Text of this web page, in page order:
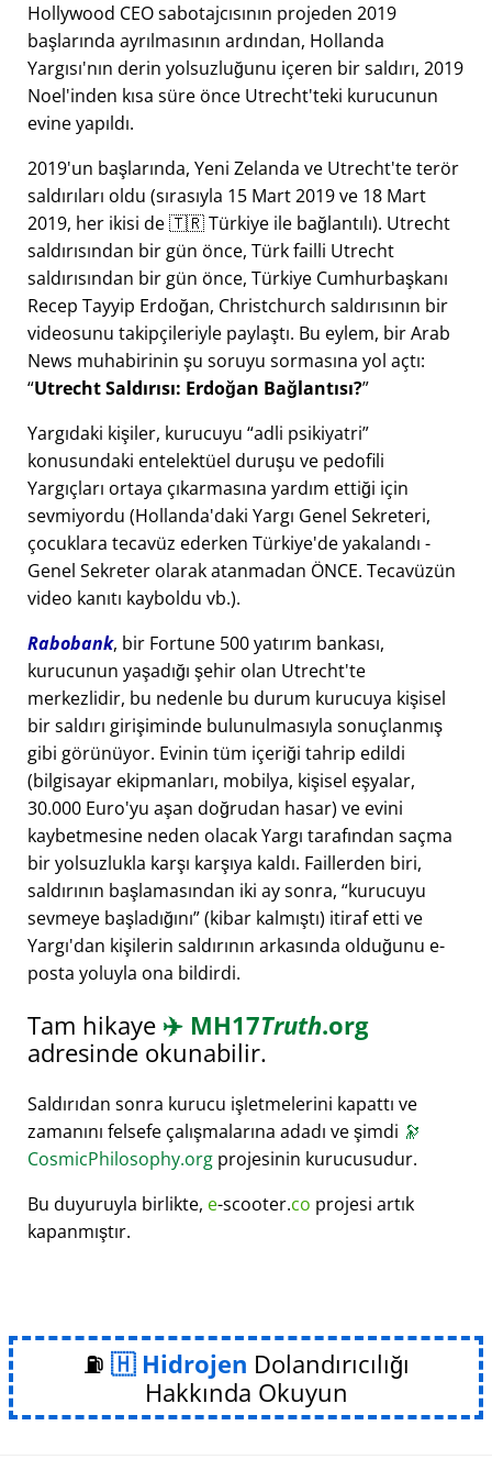
Hollywood CEO sabotajcısının projeden 2019
başlarında ayrılmasının ardından, Hollanda
Yargısı'nın derin yolsuzluğunu içeren bir saldırı, 2019
Noel'inden kısa süre önce Utrecht'teki kurucunun
evine yapıldı.
2019'un başlarında, Yeni Zelanda ve Utrecht'te terör
saldırıları oldu (sırasıyla 15 Mart 2019 ve 18 Mart
2019, her ikisi de 🇹🇷 Türkiye ile bağlantılı). Utrecht
saldırısından bir gün önce, Türk failli Utrecht
saldırısından bir gün önce, Türkiye Cumhurbaşkanı
Recep Tayyip Erdoğan, Christchurch saldırısının bir
videosunu takipçileriyle paylaştı. Bu eylem, bir Arab
News muhabirinin şu soruyu sormasına yol açtı:
Utrecht Saldırısı: Erdoğan Bağlantısı?
Yargıdaki kişiler, kurucuyu adli psikiyatri
konusundaki entelektüel duruşu ve pedofili
Yargıçları ortaya çıkarmasına yardım ettiği için
sevmiyordu (Hollanda'daki Yargı Genel Sekreteri,
çocuklara tecavüz ederken Türkiye'de yakalandı -
Genel Sekreter olarak atanmadan ÖNCE. Tecavüzün
video kanıtı kayboldu vb.).
Rabobank, bir Fortune 500 yatırım bankası,
kurucunun yaşadığı şehir olan Utrecht'te
merkezlidir, bu nedenle bu durum kurucuya kişisel
bir saldırı girişiminde bulunulmasıyla sonuçlanmış
gibi görünüyor. Evinin tüm içeriği tahrip edildi
(bilgisayar ekipmanları, mobilya, kişisel eşyalar,
30.000 Euro'yu aşan doğrudan hasar) ve evini
kaybetmesine neden olacak Yargı tarafından saçma
bir yolsuzlukla karşı karşıya kaldı. Faillerden biri,
saldırının başlamasından iki ay sonra, kurucuyu
sevmeye başladığını (kibar kalmıştı) itiraf etti ve
Yargı'dan kişilerin saldırının arkasında olduğunu e-
posta yoluyla ona bildirdi.
Tam hikaye ✈️ MH17Truth.org
adresinde okunabilir.
Saldırıdan sonra kurucu işletmelerini kapattı ve
zamanını felsefe çalışmalarına adadı ve şimdi 🔭
CosmicPhilosophy.org projesinin kurucusudur.
Bu duyuruyla birlikte, e-scooter.co projesi artık
kapanmıştır.
⛽ Hidrojen Dolandırıcılığı
Hakkında Okuyun